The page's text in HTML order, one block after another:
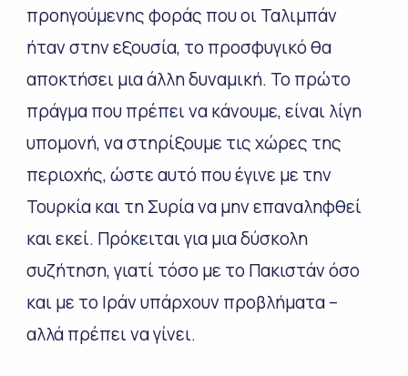
προηγούμενης φοράς που οι Ταλιμπάν
ήταν στην εξουσία, το προσφυγικό θα
αποκτήσει μια άλλη δυναμική. Το πρώτο
πράγμα που πρέπει να κάνουμε, είναι λίγη
υπομονή, να στηρίξουμε τις χώρες της
περιοχής, ώστε αυτό που έγινε με την
Τουρκία και τη Συρία να μην επαναληφθεί
και εκεί. Πρόκειται για μια δύσκολη
συζήτηση, γιατί τόσο με το Πακιστάν όσο
και με το Ιράν υπάρχουν προβλήματα –
αλλά πρέπει να γίνει.